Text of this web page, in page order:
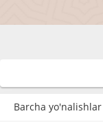
Barcha yo'nalishlar